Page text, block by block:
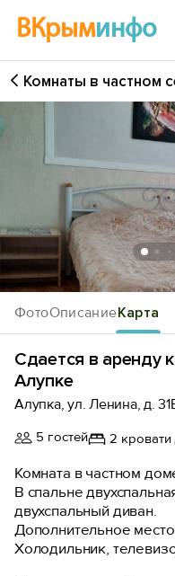
ВКрыминфо
Войти
Избранное
История
Добавить свой
ФотоОписаниеКарта
Комнаты в частном
Сдается в аренду
Алупке
Алупка, ул. Ленина, д.
5 гостей 2 кровати
Комната в частном
В спальне
двухспальный диван.
Дополнительное
Холодильник,